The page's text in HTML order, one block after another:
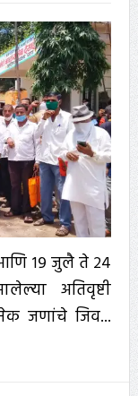
१९ जुलै ते २४
अतिवृष्टी
जणांचे जिव...